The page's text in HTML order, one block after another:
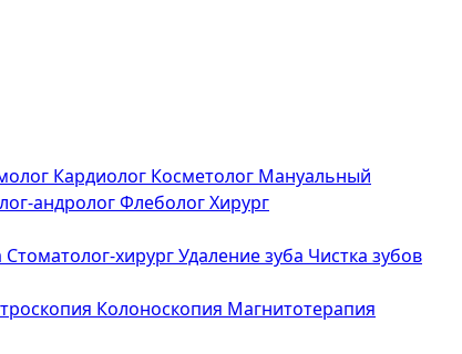
Кардиолог Косметолог Мануальный
андрологФлебологХирург
Стоматолог-хирургУдаление зуба Чистка зубов
Колоноскопия Магнитотерапия